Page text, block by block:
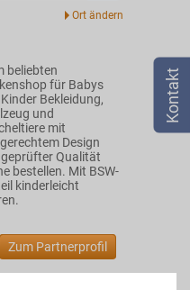
beliebten
für Babys
Bekleidung,
und
mit
Design
Qualität
bestellen. Mit BSW-
kinderleicht
Zum Partnerprofil